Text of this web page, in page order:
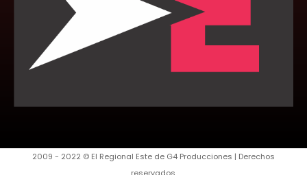
2009 - 2022 © El Regional Este de G4 Producciones | Derechos